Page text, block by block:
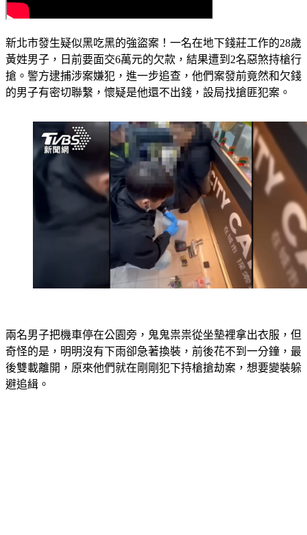
新北市發生疑似黑吃黑的強盜案！一名在地下錢莊工作的28歲
黃姓男子，日前要面交6萬元的欠款，結果遭到2名惡煞持槍行
搶。警方逮捕涉案嫌犯，進一步追查，他們案發前竟然和欠錢
兩名男子把機車停在公園旁，鬼鬼祟祟從坐墊裡拿出衣服，但
奇怪的是，明明沒有下雨卻急著換裝，前後花不到一分鐘，最
後雙載離開，原來他們就在剛剛犯下持槍搶劫案，想要變裝躲